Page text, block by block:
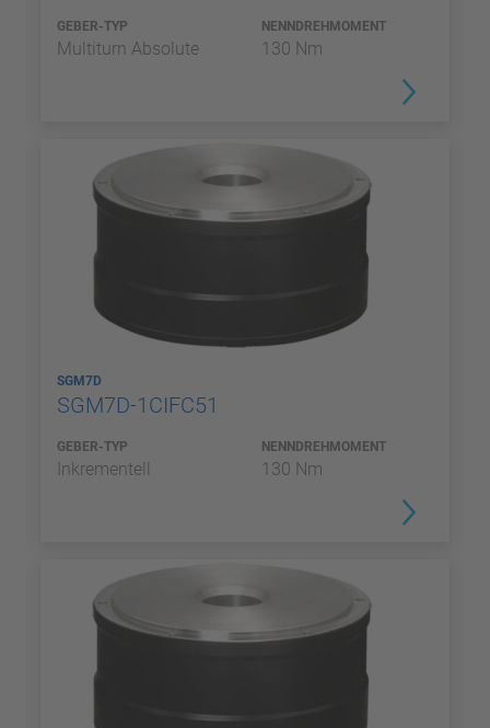
GEBER-TYP
Multiturn Absolute
NENNDREHMOMENT
130 Nm
SGM7D
SGM7D-1CIFC51
GEBER-TYP
Inkrementell
NENNDREHMOMENT
130 Nm